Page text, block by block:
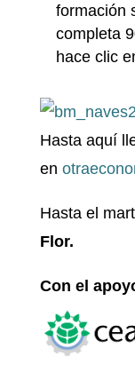
formación
completa
hace clic
Hasta aquí
en
Hasta el
Flor.
Con el